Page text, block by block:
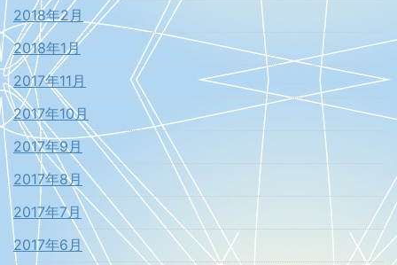
2018年2月
2018年1月
2017年11月
2017年10月
2017年9月
2017年8月
2017年7月
2017年6月